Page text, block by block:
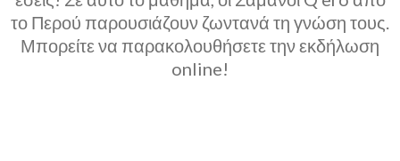
το Περού παρουσιάζουν ζωντανά τη γνώση τους.
Μπορείτε να παρακολουθήσετε την εκδήλωση
online!